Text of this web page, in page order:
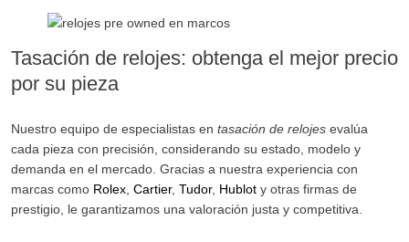
Tasación de relojes: obtenga el mejor precio
por su pieza
Nuestro equipo de especialistas en tasación de relojes evalúa
cada pieza con precisión, considerando su estado, modelo y
demanda en el mercado. Gracias a nuestra experiencia con
marcas como Rolex Cartier, Tudor, Hublot y otras firmas de
prestigio, le garantizamos una valoración justa y competitiva.